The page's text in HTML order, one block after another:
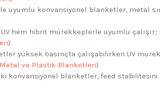
uyumlu konvansiyonel blanketler, metal
hem hibrit mürekkeplerle uyumlu çalışır;
)
yüksek basınçta çalışabilirken UV
Metal ve Plastik Blanketleri)
konvansiyonel blanketler, feed stabilitesini